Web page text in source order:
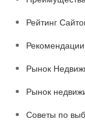
Рейтинг
Рынок
Рынок
Советы по